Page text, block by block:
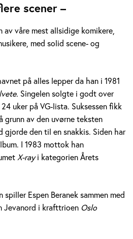
scener –
av våre mest allsidige komikere,
med solid scene- og
på alles lepper da han i 1981
Singelen solgte i godt over
uker på VG-lista. Suksessen fikk
grunn av den uvørne teksten
gjorde den til en snakkis. Siden har
I 1983 mottok han
X-rayi kategorien Årets
spiller Espen Beranek sammen med
Jevanord i krafttrioen Oslo